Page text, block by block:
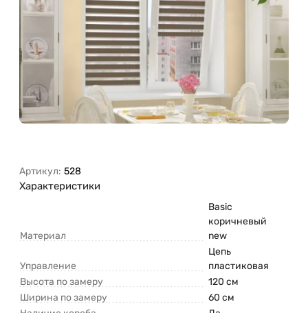
Артикул: 528
Характеристики
Материал
Basic
коричневый
new
Управление
Цепь
пластиковая
Высота по замеру
120 см
Ширина по замеру
60 см